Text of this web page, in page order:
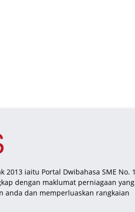
iaitu Portal Dwibahasa SME No. 1
dengan maklumat perniagaan yang
anda dan memperluaskan rangkaian